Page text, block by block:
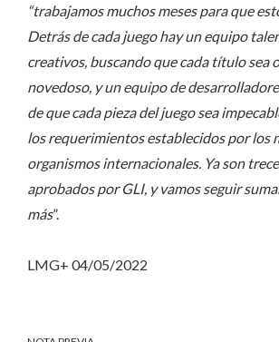
“trabajamos muchos meses para que
Detrás de cada juego hay un equipo
creativos, buscando que cada título sea
novedoso, y un equipo de
de que cada pieza del juego sea
los requerimientos establecidos por los
organismos internacionales. Ya son trece
aprobados por GLI, y vamos seguir
más”.
LMG+ 04/05/2022